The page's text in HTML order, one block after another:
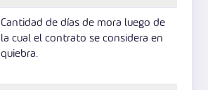
Cantidad de días de mora luego de
la cual el contrato se considera en
quiebra.